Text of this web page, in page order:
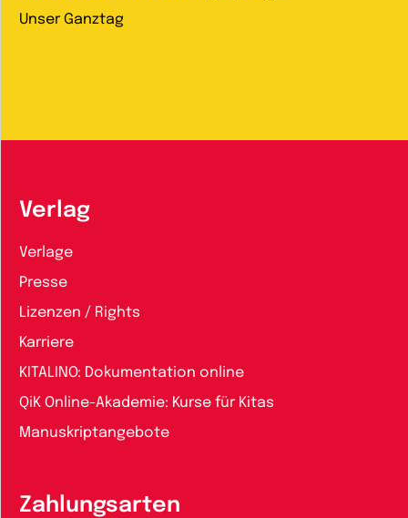
Unser Ganztag
Verlag
Verlage
Presse
Lizenzen / Rights
Karriere
KITALINO: Dokumentation online
QiK Online-Akademie: Kurse für Kitas
Manuskriptangebote
Zahlungsarten